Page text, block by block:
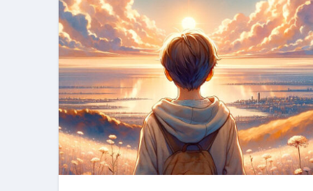
リサイクル業者の無料回収・
山梨県震度6弱と富士山噴火の
青森県震度6とベネゼエラM7級
Cookie同意管理ツール「
金融ブラックでも毎日「ビット
【輸入消費税】輸入に消費税は
この動画は国にすぐ消されま